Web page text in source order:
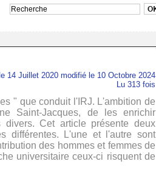
14 Juillet 2020 modifié le 10 Octobre 2024
Lu 313 fois
" que conduit l'IRJ. L'ambition de
Saint-Jacques, de les enrichir
Cet article présente deux
différentes. L'une et l'autre sont
des hommes et femmes de
universitaire ceux-ci risquent de